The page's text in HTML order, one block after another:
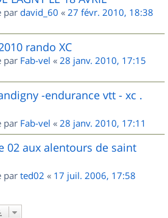
par david_60 « 27 févr. 2010, 18:38
rando XC
par Fab-vel « 28 janv. 2010, 17:15
-endurance vtt - xc .
par Fab-vel « 28 janv. 2010, 17:11
02 aux alentours de saint
par ted02 « 17 juil. 2006, 17:58